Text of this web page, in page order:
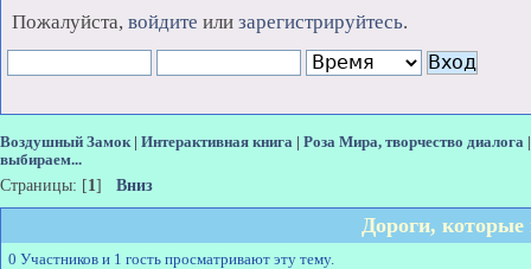
Пожалуйста, войдите или зарегистрируйтесь.
Воздушный Замок| Интерактивная книга Роза Мира, творчество диалога
выбираем...
Страницы: [1] Вниз
Дороги,
0 Участников и 1 гость просматривают эту тему.